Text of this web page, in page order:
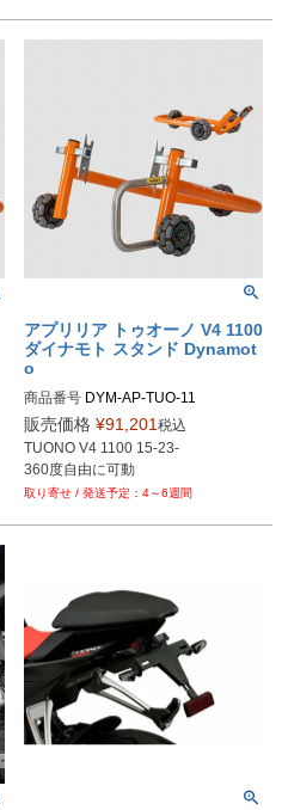
アプリリア トゥオーノ V4 1100
ダイナモト スタンド Dynamot
o
商品番号 DYM-AP-TUO-11
DYM-AP-TUO-11-FR-OR：前後セッ
ト・オレンジ
DYM-AP-TUO-11-FR-BK：前後セッ
ト・ブラック
オレンジ
販売価格 ¥91,201 税込
TUONO V4 1100 15-23-
4～6週間